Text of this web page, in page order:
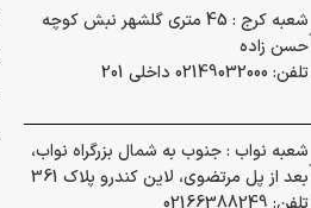
شعبه کرج : 45 متری گلشهر نبش کوچه
حسن زاده
تلفن: 02149032000 داخلی 201
شعبه نواب : جنوب به شمال بزرگراه نواب،
بعد از پل مرتضوی، لاین کندرو پلاک 361